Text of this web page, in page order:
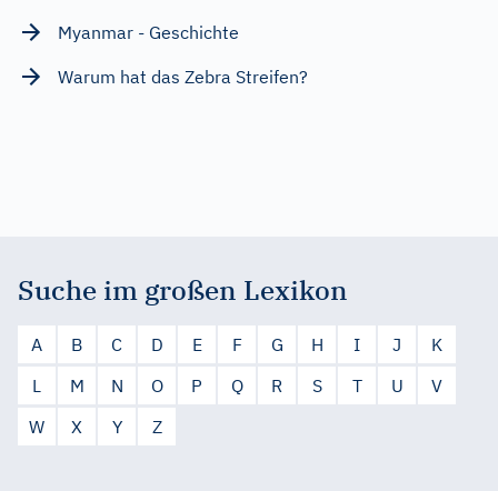
Myanmar - Geschichte
Warum hat das Zebra Streifen?
Suche im großen Lexikon
A B C D E F G H I J
K
L
M N O P Q R S T U
V
W
X Y Z